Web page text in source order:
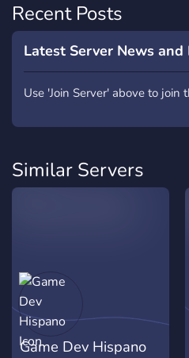
Recent Posts
Latest Server News and
Use 'Join Server' above to join
Similar Servers
Game Dev Hispano